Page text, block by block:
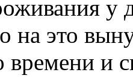
у
на это
времени и